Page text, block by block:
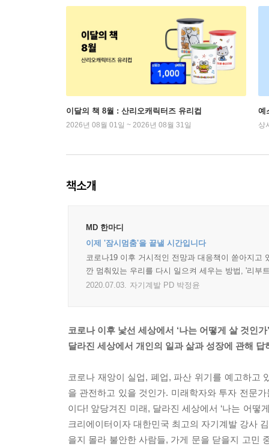
이달의 책 8월 : 산리오캐릭터즈 유리컵
2026년 08월 01일 ~ 2026년 08월 31일
예
상
책소개
MD 한마디
이제 '잠시멈춤'을 끝낼 시간입니다
코로나19 이후 거시적인 전망과 대응책이 쏟아지고
깐 멈춰있는 우리를 다시 일으켜 세우는 방법, '리부
2020.07.03. 자기계발 PD 박정윤
코로나 이후 낯선 세상에서 ‘나는 어떻게 살 것인가’
달라진 세상에서 개인의 일과 삶과 성장에 관해 답
코로나 재앙이 실업, 폐업, 파산 위기를 예고하고
을 관전하고 있을 것인가. 미래학자와 투자 전문
이다! 앞당겨진 미래, 달라진 세상에서 ‘나는 어떻
크리에이터이자 대한민국 최고의 자기계발 강사
을지 몰라 불안한 사람들, 가게 문을 닫을지 고민